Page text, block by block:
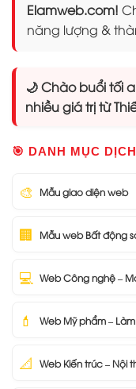
Elamweb.com!
năng lượng &
🌙 Chào buổi tối
nhiều giá trị từ
🎯 DANH MỤC
🎨 Mẫu giao diện web
🏢 Mẫu web Bất động
💻 Web Công nghệ –
💄 Web Mỹ phẩm –
📐 Web Kiến trúc – Nội